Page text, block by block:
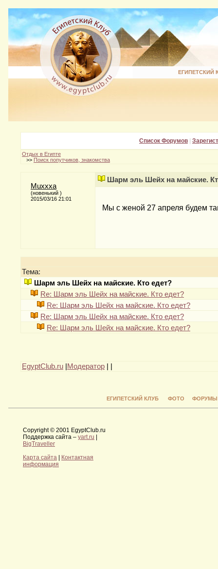
ЕГИПЕТСКИЙ
Список Форумов
Отдых в Египте
>> Поиск попутчиков, знакомства
Muxxxa
(новенький )
2015/03/16 21:01
Шарм эль Шейх на майские.
Мы с женой 27 апреля будем
Тема:
Шарм эль Шейх на майские. Кто едет?
Re: Шарм эль Шейх на майские. Кто едет?
Re: Шарм эль Шейх на майские. Кто едет?
Re: Шарм эль Шейх на майские. Кто едет?
Re: Шарм эль Шейх на майские. Кто едет?
EgyptClub.ru Модератор
ЕГИПЕТСКИЙ КЛУБ ФОТО ФОРУМЫ
Copyright © 2001 EgyptClub.ru
Поддержка сайта – yart.ru |
BigTraveller
Карта сайта | Контактная
информация